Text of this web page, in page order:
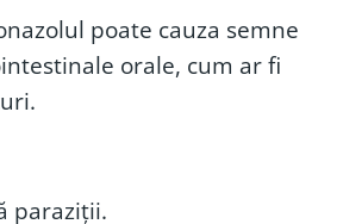
poate cauza semne
orale, cum ar fi
paraziții.